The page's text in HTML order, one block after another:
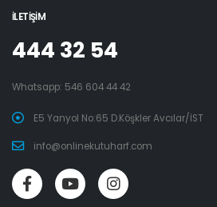
İLETIŞIM
444 32 54
Whatsapp: 546 604 44 42
E5 Yanyol No:65 D.Köşkler Avcılar/İST
info@onlinekutuharf.com